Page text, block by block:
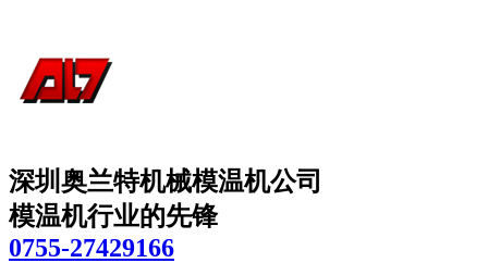
深圳奥兰特机械模温机公司
模温机行业的先锋
0755-27429166